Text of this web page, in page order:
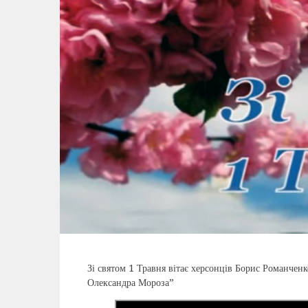
Зі святом 1 Травня вітає херсонців Борис
Олександра Мороза”